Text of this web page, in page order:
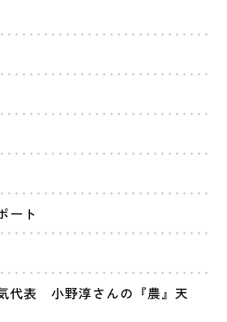
ート
代表 小野淳さんの『農』天